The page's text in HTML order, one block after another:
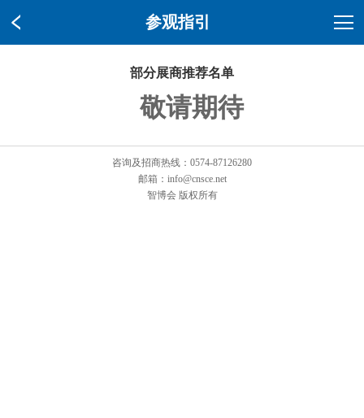
参观指引
部分展商推荐名单
敬请期待
咨询及招商热线：0574-87126280
邮箱：info@cnsce.net
智博会 版权所有